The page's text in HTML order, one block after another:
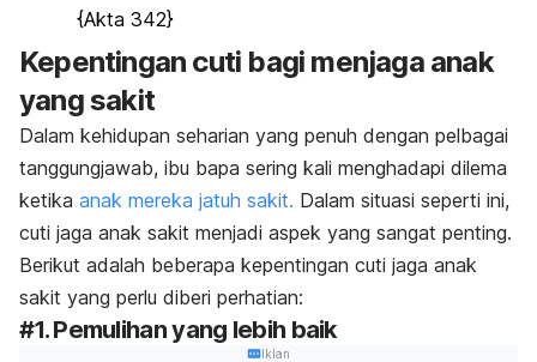
{Akta 342}
Kepentingan cuti bagi menjaga anak
yang sakit
Dalam kehidupan seharian yang penuh dengan pelbagai
tanggungjawab, ibu bapa sering kali menghadapi dilema
ketika anak mereka jatuh sakit. Dalam situasi seperti ini,
cuti jaga anak sakit menjadi aspek yang sangat penting.
Berikut adalah beberapa kepentingan cuti jaga anak
sakit yang perlu diberi perhatian:
#1. Pemulihan yang lebih baik
Iklan